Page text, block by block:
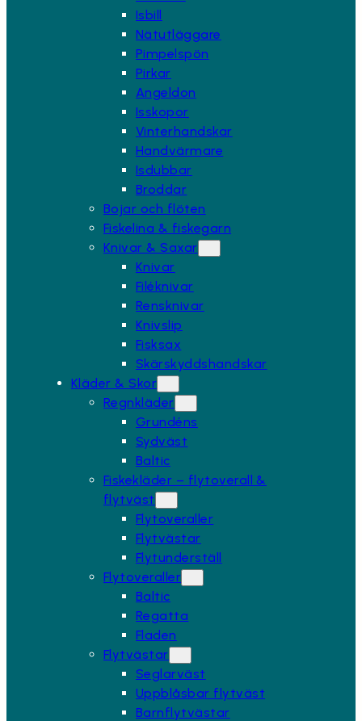
Isbill
Nätutläggare
Pimpelspön
Pirkar
Angeldon
Isskopor
Vinterhandskar
Handvärmare
Isdubbar
Broddar
Bojar och flöten
Fiskelina & fiskegarn
Knivar & Saxar
Knivar
Filéknivar
Rensknivar
Knivslip
Fisksax
Skärskyddshandskar
Kläder & Skor
Regnkläder
Grundéns
Sydväst
Baltic
Fiskekläder – flytoverall &
flytväst
Flytoveraller
Flytvästar
Flytunderställ
Flytoveraller
Baltic
Regatta
Fladen
Flytvästar
Seglarväst
Uppblåsbar flytväst
Barnflytvästar